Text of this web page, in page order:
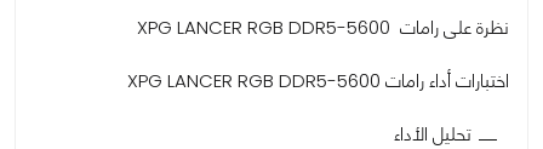
نظرة على رامات XPG LANCER RGB DDR5-5600
اختبارات أداء رامات XPG LANCER RGB DDR5-5600
تحليل الأداء